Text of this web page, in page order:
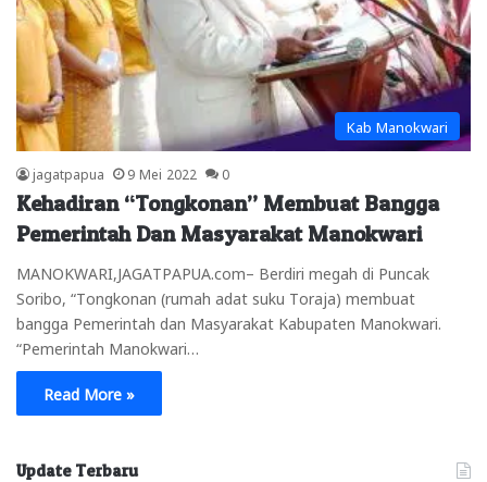
Kab Manokwari
jagatpapua 9 Mei 2022 0
Kehadiran “Tongkonan” Membuat Bangga
Pemerintah Dan Masyarakat Manokwari
MANOKWARI,JAGATPAPUA.com– Berdiri megah di Puncak
Soribo, “Tongkonan (rumah adat suku Toraja) membuat
bangga Pemerintah dan Masyarakat Kabupaten Manokwari.
“Pemerintah Manokwari…
Read More »
Update Terbaru